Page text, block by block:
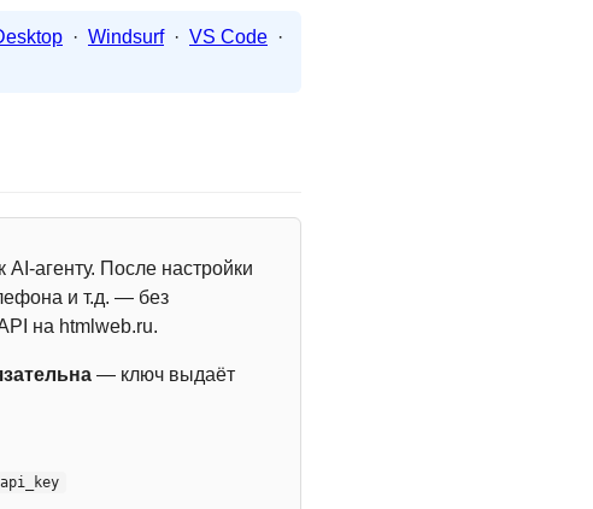
· Windsurf · VS Code ·
агенту. После настройки
и т.д. — без
на htmlweb.ru.
— ключ выдаёт